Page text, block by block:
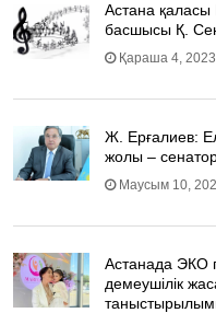
Астана қаласы
басшысы Қ.
Қараша 4, 2023
Ж. Ерғалиев:
жолы –
Маусым 10,
Астанада ЭКО
демеушілік